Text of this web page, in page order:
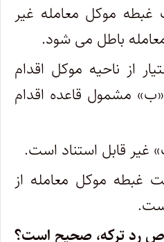
غبطه موکل معامله غیر
باطل می شود.
از ناحیه موکل اقدام
مشمول قاعده اقدام
غبطه موکل معامله از